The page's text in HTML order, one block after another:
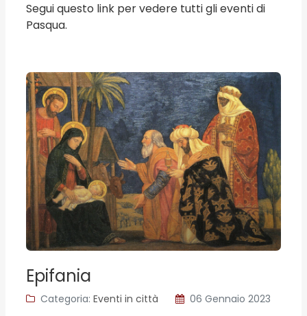
Segui questo link per vedere tutti gli eventi di
Pasqua.
Epifania
Categoria: Eventi in città 06 Gennaio 2023